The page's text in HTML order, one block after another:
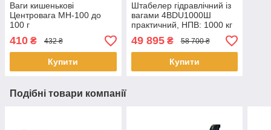
Ваги кишенькові
Центровага MH-100 до
100 г
410 ₴ 432 ₴
Купити
Штабелер гідравлічний із
вагами 4BDU1000Ш
практичний, НПВ: 1000 кг
49 895₴ 58 700 ₴
Купити
Подібні товари компанії